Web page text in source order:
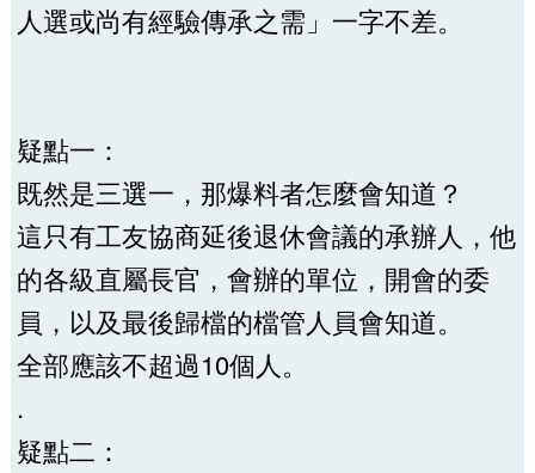
人選或尚有經驗傳承之需」一字不差。
疑點一：
既然是三選一，那爆料者怎麼會知道？
這只有工友協商延後退休會議的承辦人，他
的各級直屬長官，會辦的單位，開會的委
員，以及最後歸檔的檔管人員會知道。
全部應該不超過10個人。
.
疑點二：